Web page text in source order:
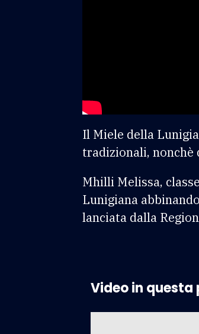
Il Miele della
tradizionali, nonchè
Mhilli Melissa,
Lunigiana
lanciata dalla
Video in